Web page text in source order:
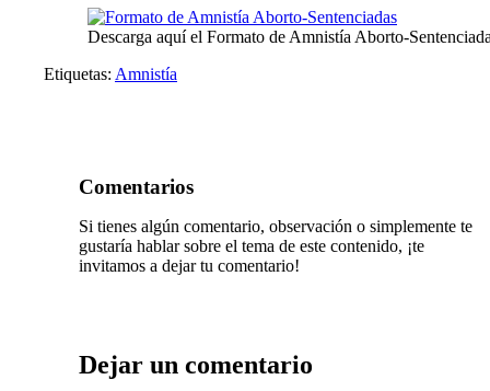
Descarga aquí el Formato de Amnistía Aborto-
Etiquetas: Amnistía
Comentarios
Si tienes algún comentario, observación o simplemente te
gustaría hablar sobre el tema de este contenido, ¡te
invitamos a dejar tu comentario!
Dejar un comentario